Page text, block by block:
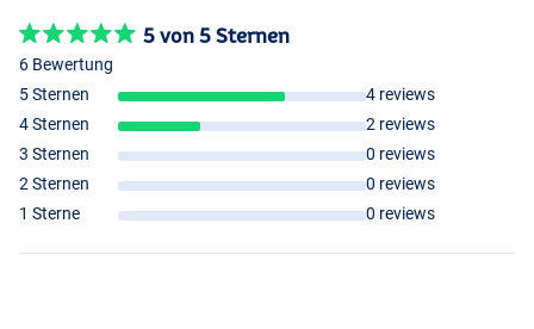
Perch
5 von 5 Sternen
6 Bewertung
5 Sternen
4 reviews
4 Sternen
2 reviews
3 Sternen
0 reviews
2 Sternen
0 reviews
1 Sterne
0 reviews